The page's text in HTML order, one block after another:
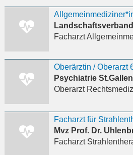
Facharzt
Psychiatrie St.Gallen
Oberarzt
Facharzt für
Mvz Prof. Dr.
Facharzt